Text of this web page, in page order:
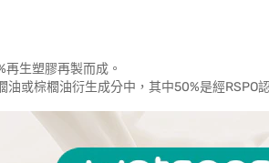
生塑膠再製而成。
油或棕櫚油衍生成分中，其中50%是經RSPO